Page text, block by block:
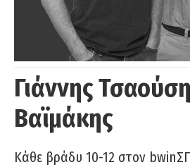
Γιάννης
Βαϊμάκης
Κάθε βράδυ 10-12 στον